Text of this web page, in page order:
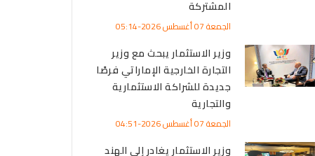
المشتركة
الجمعة 07 أغسطس 2026-05:14
وزير الاستثمار يبحث مع وزير
التجارة الخارجية الإماراتي فرصًا
جديدة للشراكة الاستثمارية
والتجارية
الجمعة 07 أغسطس 2026-04:51
وزير الاستثمار يغادر إلى الهند